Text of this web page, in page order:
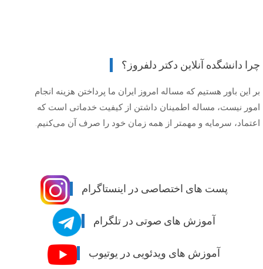
چرا دانشگده آنلاین دکتر دلفروز؟
بر این باور هستیم که مساله امروز ایران ما پرداختن هزینه انجام
امور نیست، مساله اطمینان داشتن از کیفیت خدماتی است که
اعتماد، سرمایه و مهمتر از همه زمان خود را صرف آن می‌کنیم.
پست های اختصاصی در اینستاگرام
آموزش های صوتی در تلگرام
آموزش های ویدئویی در یوتیوب